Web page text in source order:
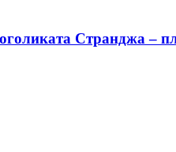
Странджа –